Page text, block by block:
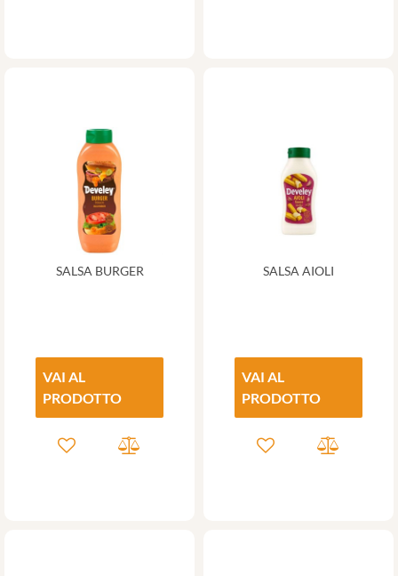
SALSA BURGER
VAI AL
PRODOTTO
SALSA AIOLI
VAI AL
PRODOTTO